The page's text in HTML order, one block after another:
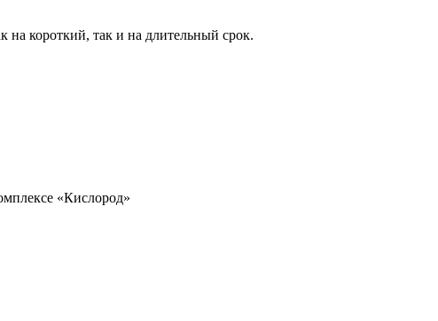
на короткий, так и на длительный срок.
«Кислород»